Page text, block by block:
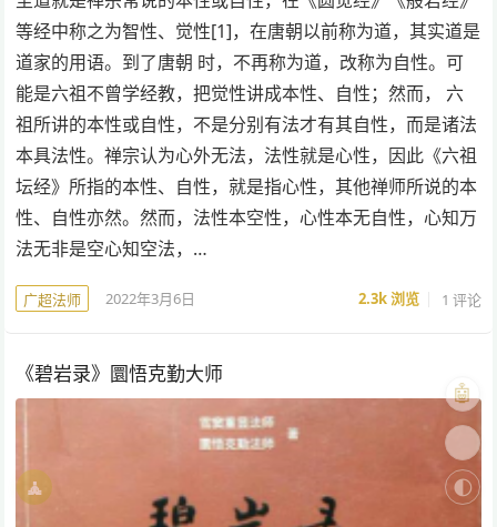
等经中称之为智性、觉性[1]，在唐朝以前称为道，其实道是
道家的用语。到了唐朝 时，不再称为道，改称为自性。可
能是六祖不曾学经教，把觉性讲成本性、自性；然而， 六
祖所讲的本性或自性，不是分别有法才有其自性，而是诸法
本具法性。禅宗认为心外无法，法性就是心性，因此《六祖
坛经》所指的本性、自性，就是指心性，其他禅师所说的本
性、自性亦然。然而，法性本空性，心性本无自性，心知万
法无非是空心知空法，…
广超法师 2022年3月6日 2.3k浏览 1 评论
《碧岩录》圜悟克勤大师
🌓
🧘
🤖